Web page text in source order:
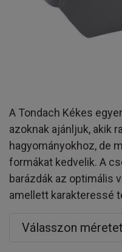
A Tondach Kékes
azoknak ajánljuk, akik
hagyományokhoz, de
formákat kedvelik. A
barázdák az optimális
amellett karakteressé